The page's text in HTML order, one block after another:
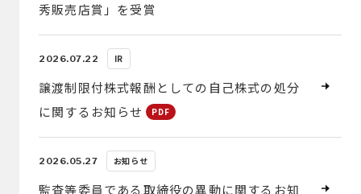
秀販売店賞」を受賞
2026.07.22 IR
譲渡制限付株式報酬としての自己株式の処分
に関するお知らせ
2026.05.27 お知らせ
監査等委員である取締役の異動に関するお知